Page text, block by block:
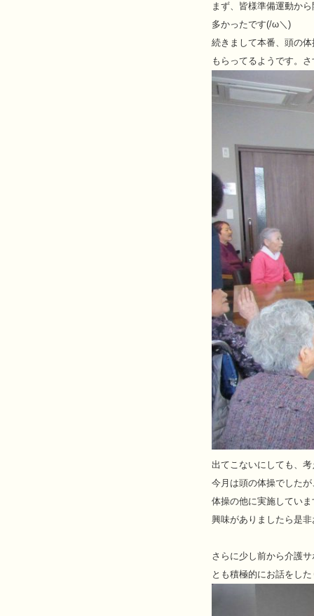
まず、皆様準備運動か
多かったです(/ω＼)
続きまして本番、頭の
もらってるようです。
出てこないにしても、
今月は頭の体操でした
体操の他に実施していま
興味がありましたら是
さらに少し前から介護
とも積極的にお話をし